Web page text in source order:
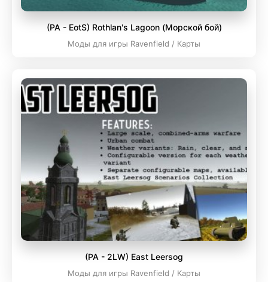
(PA - EotS) Rothlan's Lagoon (Морской бой)
Моды для игры Ravenfield / Карты
(PA - 2LW) East Leersog
Моды для игры Ravenfield / Карты